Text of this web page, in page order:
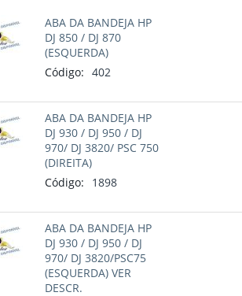
ABA DA BANDEJA HP
DJ 850 / DJ 870
(ESQUERDA)
Código: 402
ABA DA BANDEJA HP
DJ 930 / DJ 950 / DJ
970/ DJ 3820/ PSC 750
(DIREITA)
Código:
1898
ABA DA BANDEJA HP
DJ 930 / DJ 950 / DJ
970/ DJ 3820/PSC75
(ESQUERDA) VER
DESCR.